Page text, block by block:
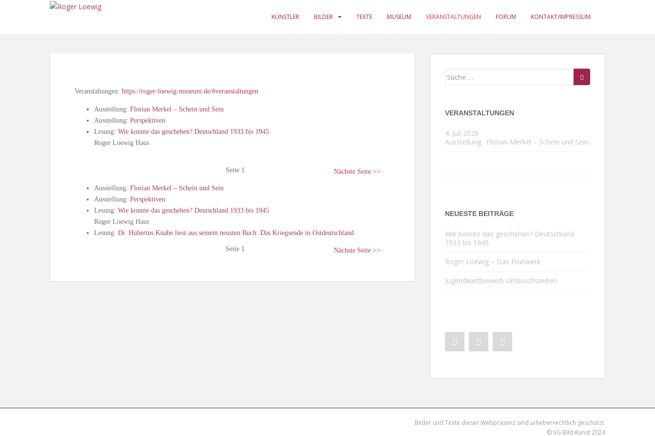
KÜNSTLER BILDER TEXTE MUSEUM VERANSTALTUNGEN FORUM KONTAKT/IMPRESSUM
Veranstaltungen: https://roger-loewig-museum.de/#veranstaltungen
Ausstellung: Florian Merkel – Schein und Sein
Ausstellung: Perspektiven
Lesung: Wie konnte das geschehen? Deutschland 1933 bis 1945
Roger Loewig Haus
Nächste Seite >>
Seite 1
Ausstellung: Florian Merkel – Schein und Sein
Ausstellung: Perspektiven
Lesung: Wie konnte das geschehen? Deutschland 1933 bis 1945
Roger Loewig Haus
Lesung: Dr. Hubertus Knabe liest aus seinem neusten Buch: Das Kriegsende in Ostdeutschland
Nächste Seite >>
Seite 1
Suche
VERANSTALTUNGEN
4. Juli 2026
Ausstellung: Florian Merkel – Schein und Sein,
NEUESTE BEITRÄGE
Wie konnte das geschehen? Deutschland
1933 bis 1945
Roger Loewig – Das Frühwerk
Jugendwettbewerb Umbruchszeiten
Bilder und Texte dieser Webpräsenz sind urheberrechtlich geschützt.
© VG Bild-Kunst 2024